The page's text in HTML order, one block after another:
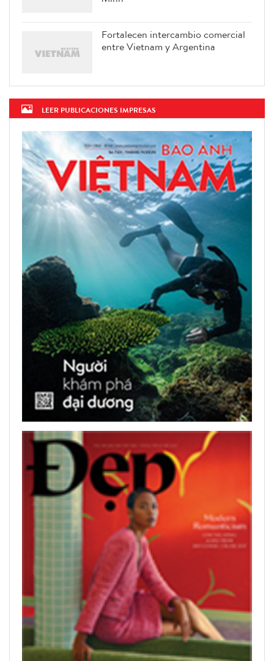
Fortalecen intercambio comercial
entre Vietnam y Argentina
LEER PUBLICACIONES IMPRESAS